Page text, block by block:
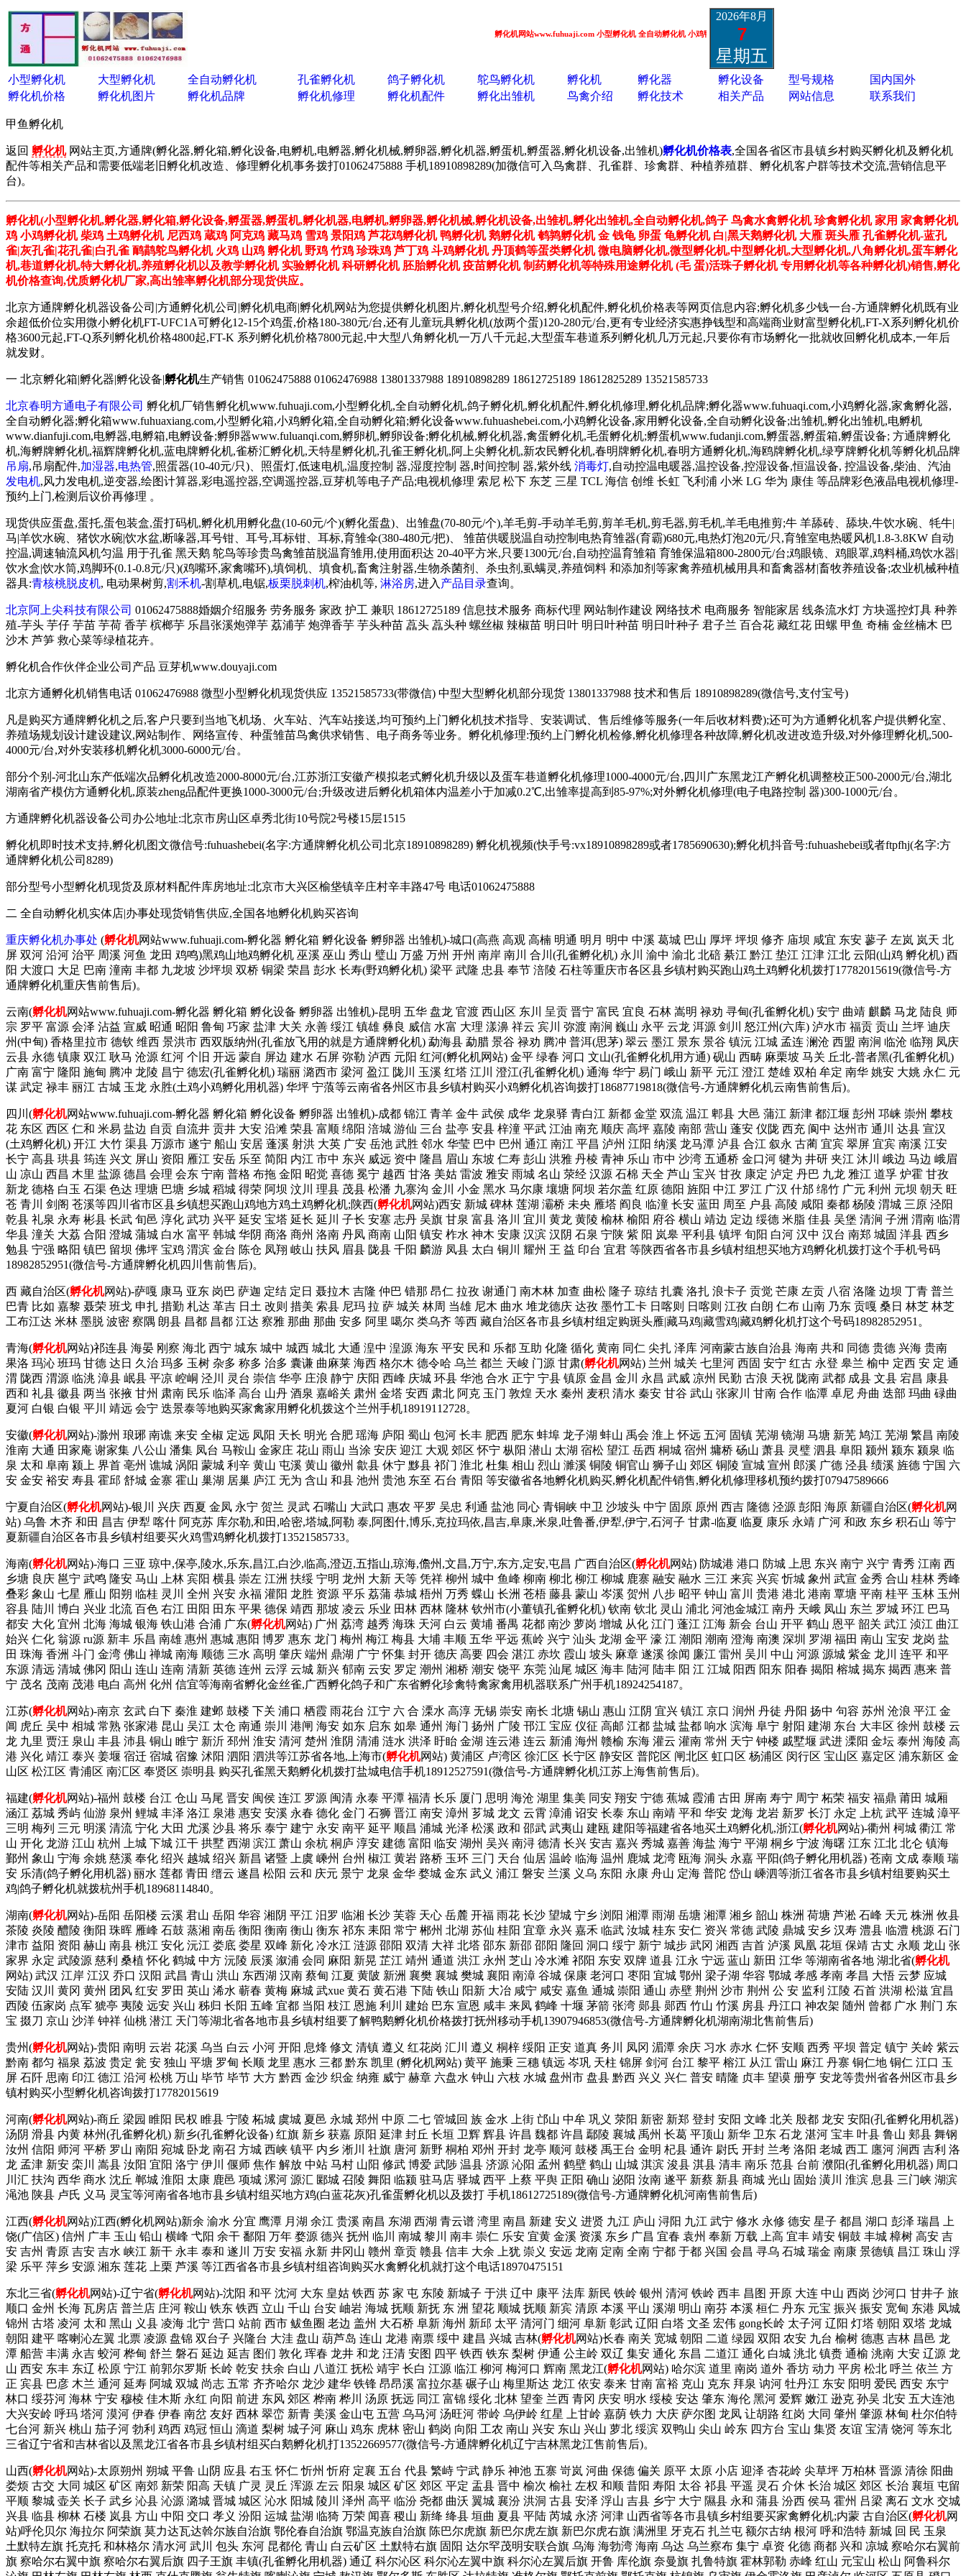
孵化机网站www.fuhuaji.com 小型孵化机 全自动孵化机 小鸡鸭鹅孔雀孵化机 鸵鸟黑天鹅孵化机 蛋类胚胎疫苗孵化机 13801337988
2026年8月
7
星期五
小型孵化机 大型孵化机 全自动孵化机 孔雀孵化机 鸽子孵化机 鸵鸟孵化机 孵化机 孵化器 孵化设备 型号规格
国内国外
孵化机价格
孵化机图片 孵化机品牌 孵化机修理 孵化机配件 孵化出雏机 鸟禽介绍 孵化技术 相关产品 网站信息 联系我们
甲鱼孵化机
返回 孵化机网站主页,方通牌(孵化器,孵化箱,孵化设备,电孵机,电孵器,孵化机械,孵卵器,孵化机器,孵蛋机,孵蛋器,孵化机设备,出雏机)孵化机价格表,全国各省区市县镇乡村购买孵化机及孵化机
配件等相关产品和需要低端老旧孵化机改造、修理孵化机事务拨打01062475888 手机18910898289(加微信可入鸟禽群、孔雀群、珍禽群、种植养殖群、孵化机客户群等技术交流,营销信息平
台)。
孵化机(小型孵化机,孵化器,孵化箱,孵化设备,孵蛋器,孵蛋机,孵化机器,电孵机,孵卵器,孵化机械,孵化机设备,出雏机,孵化出雏机,全自动孵化机,鸽子 鸟禽水禽孵化机 珍禽孵化机 家用 家禽孵化机
鸡 小鸡孵化机 柴鸡 土鸡孵化机 尼西鸡 蔵鸡 阿克鸡 藏马鸡 雪鸡 景阳鸡 芦花鸡孵化机 鸭孵化机 鹅孵化机 鹌鹑孵化机 金 钱龟 卵蛋 龟孵化机 白|黑天鹅孵化机 大雁 斑头雁 孔雀孵化机-蓝孔
雀|灰孔雀|花孔雀|白孔雀 鸸鹋鸵鸟孵化机 火鸡 山鸡 孵化机 野鸡 竹鸡 珍珠鸡 芦丁鸡 斗鸡孵化机 丹顶鹤等蛋类孵化机 微电脑孵化机,微型孵化机,中型孵化机,大型孵化机,八角孵化机,蛋车孵化
机,巷道孵化机,特大孵化机,养殖孵化机以及教学孵化机 实验孵化机 科研孵化机 胚胎孵化机 疫苗孵化机 制药孵化机等特殊用途孵化机 (毛 蛋)活珠子孵化机 专用孵化机等各种孵化机)销售,孵化
机价格查询,优质孵化机厂家,高出雏率孵化机部分现货供应。
北京方通牌孵化机器设备公司|方通孵化机公司|孵化机电商|孵化机网站为您提供孵化机图片,孵化机型号介绍,孵化机配件,孵化机价格表等网页信息内容;孵化机多少钱一台-方通牌孵化机既有业
余超低价位实用微小孵化机FT-UFC1A可孵化12-15个鸡蛋,价格180-380元/台,还有儿童玩具孵化机(放两个蛋)120-280元/台,更有专业经济实惠挣钱型和高端商业财富型孵化机,FT-X系列孵化机价
格3600元起,FT-Q系列孵化机价格4800起,FT-K 系列孵化机价格7800元起,中大型八角孵化机一万八千元起,大型蛋车巷道系列孵化机几万元起,只要你有市场孵化一批就收回孵化机成本,一年后
就发财。
一 北京孵化箱|孵化器|孵化设备|孵化机生产销售 01062475888 01062476988 13801337988 18910898289 18612725189 18612825289 13521585733
北京春明方通电子有限公司 孵化机厂销售孵化机www.fuhuaji.com,小型孵化机,全自动孵化机,鸽子孵化机,孵化机配件,孵化机修理,孵化机品牌;孵化器www.fuhuaqi.com,小鸡孵化器,家禽孵化器,
全自动孵化器;孵化箱www.fuhuaxiang.com,小型孵化箱,小鸡孵化箱,全自动孵化箱;孵化设备www.fuhuashebei.com,小鸡孵化设备,家用孵化设备,全自动孵化设备;出雏机,孵化出雏机,电孵机
www.dianfuji.com,电孵器,电孵箱,电孵设备;孵卵器www.fuluanqi.com,孵卵机,孵卵设备;孵化机械,孵化机器,禽蛋孵化机,毛蛋孵化机;孵蛋机www.fudanji.com,孵蛋器,孵蛋箱,孵蛋设备; 方通牌孵化
机,海孵牌孵化机,福辉牌孵化机,蓝电牌孵化机,雀桥汇孵化机,天特星孵化机,孔雀王孵化机,阿上尖孵化机,新农民孵化机,春明牌孵化机,春明方通孵化机,海鸥牌孵化机,绿亨牌孵化机等孵化机品牌
吊扇,吊扇配件,加湿器,电热管,照蛋器(10-40元/只)、照蛋灯,低速电机,温度控制 器,湿度控制 器,时间控制 器,紫外线 消毒灯,自动控温电暖器,温控设备,控湿设备,恒温设备, 控温设备,柴油、汽油
发电机,风力发电机,逆变器,绘图计算器,彩电遥控器,空调遥控器,豆芽机等电子产品;电视机修理 索尼 松下 东芝 三星 TCL 海信 创维 长虹 飞利浦 小米 LG 华为 康佳 等品牌彩色液晶电视机修理-
预约上门,检测后议价再修理 。
现货供应蛋盘,蛋托,蛋包装盒,蛋打码机,孵化机用孵化盘(10-60元/个)(孵化蛋盘)、出雏盘(70-80元/个),羊毛剪-手动羊毛剪,剪羊毛机,剪毛器,剪毛机,羊毛电推剪;牛 羊舔砖、舔块,牛饮水碗、牦牛|
马|羊饮水碗、猪饮水碗|饮水盆,断喙器,耳号钳、耳号,耳标钳、耳标,育雏伞(380-480元/把)、 雏苗供暖脱温自动控制电热育雏器(育霸)680元,电热灯泡20元/只,育雏室电热暖风机1.8-3.8KW 自动
控温,调速轴流风机匀温 用于孔雀 黑天鹅 鸵鸟等珍贵鸟禽雏苗脱温育雏用,使用面积达 20-40平方米,只要1300元/台,自动控温育雏箱 育雏保温箱800-2800元/台;鸡眼镜、鸡眼罩,鸡料桶,鸡饮水器|
饮水盒|饮水筒,鸡脚环(0.1-0.8元/只)(鸡嘴环,家禽嘴环),填饲机、填食机,畜禽注射器,生物杀菌剂、杀虫剂,虱螨灵,养殖饲料 和添加剂等家禽养殖机械用具和畜禽器材|畜牧养殖设备;农业机械种植
器具:青核桃脱皮机, 电动果树剪,割禾机-割草机,电锯,板栗脱刺机,榨油机等, 淋浴房,进入 产品目录查询。
北京阿上尖科技有限公司 01062475888婚姻介绍服务 劳务服务 家政 护工 兼职 18612725189 信息技术服务 商标代理 网站制作建设 网络技术 电商服务 智能家居 线条流水灯 方块遥控灯具 种养
殖-芋头 芋仔 芋苗 芋荷 香芋 槟榔芋 乐昌张溪炮弹芋 荔浦芋 炮弹香芋 芋头种苗 藠头 藠头种 螺丝椒 辣椒苗 明日叶 明日叶种苗 明日叶种子 君子兰 百合花 藏红花 田螺 甲鱼 奇楠 金丝楠木 巴
沙木 芦笋 救心菜等绿植花卉。
孵化机合作伙伴企业公司产品 豆芽机www.douyaji.com
北京方通孵化机销售电话 01062476988 微型小型孵化机现货供应 13521585733(带微信) 中型大型孵化机部分现货 13801337988 技术和售后 18910898289(微信号,支付宝号)
凡是购买方通牌孵化机之后,客户只要到当地飞机场、火车站、汽车站接送,均可预约上门孵化机技术指导、安装调试、售后维修等服务(一年后收材料费);还可为方通孵化机客户提供孵化室、
养殖场规划设计建设建议,网站制作、网络宣传、种蛋雏苗鸟禽供求销售、电子商务等业务。孵化机修理:预约上门孵化机检修,孵化机修理各种故障,孵化机改进改造升级,对外修理孵化机,500-
4000元/台,对外安装移机孵化机3000-6000元/台。
部分个别-河北山东产低端次品孵化机改造2000-8000元/台,江苏浙江安徽产模拟老式孵化机升级以及蛋车巷道孵化机修理1000-4000元/台,四川广东黑龙江产孵化机调整校正500-2000元/台,湖北
湖南省产模仿方通孵化机,原装zheng品配件更换1000-3000元/台;升级改进后孵化机箱体内温差小于加减0.2℃,出雏率提高到85-97%;对外孵化机修理(电子电路控制 器)300-1000元/台。
方通牌孵化机器设备公司办公地址:北京市房山区卓秀北街10号院2号楼15层1515
孵化机即时技术支持,孵化机图文微信号:fuhuashebei(名字:方通牌孵化机公司北京18910898289) 孵化机视频(快手号:vx18910898289或者1785690630);孵化机抖音号:fuhuashebei或者ftpfhj(名字:方
通牌孵化机公司8289)
部分型号小型孵化机现货及原材料配件库房地址:北京市大兴区榆垡镇辛庄村辛丰路47号 电话01062475888
二 全自动孵化机实体店|办事处现货销售供应,全国各地孵化机购买咨询
重庆孵化机办事处 (孵化机网站www.fuhuaji.com-孵化器 孵化箱 孵化设备 孵卵器 出雏机)-城口(高燕 高观 高楠 明通 明月 明中 中溪 葛城 巴山 厚坪 坪坝 修齐 庙坝 咸宜 东安 蓼子 左岚 岚天 北
屏 双河 沿河 治平 周溪 河鱼 龙田 鸡鸣)黑鸡山地鸡孵化机 巫溪 巫山 秀山 璧山 万盛 万州 开州 南岸 南川 合川(孔雀孵化机) 永川 渝中 渝北 北碚 綦江 黔江 垫江 江津 江北 云阳(山鸡 孵化机) 酉
阳 大渡口 大足 巴南 潼南 丰都 九龙坡 沙坪坝 双桥 铜梁 荣昌 彭水 长寿(野鸡孵化机) 梁平 武隆 忠县 奉节 涪陵 石柱等重庆市各区县乡镇村购买跑山鸡土鸡孵化机拨打17782015619(微信号-方
通牌孵化机重庆售前售后)。
云南(孵化机网站www.fuhuaji.com-孵化器 孵化箱 孵化设备 孵卵器 出雏机)-昆明 五华 盘龙 官渡 西山区 东川 呈贡 晋宁 富民 宜良 石林 嵩明 禄劝 寻甸(孔雀孵化机) 安宁 曲靖 麒麟 马龙 陆良 师
宗 罗平 富源 会泽 沾益 宣威 昭通 昭阳 鲁甸 巧家 盐津 大关 永善 绥江 镇雄 彝良 威信 水富 大理 漾濞 祥云 宾川 弥渡 南涧 巍山 永平 云龙 洱源 剑川 怒江州(六库) 泸水市 福贡 贡山 兰坪 迪庆
州(中甸) 香格里拉市 德钦 维西 景洪市 西双版纳州(孔雀放飞用的就是方通牌孵化机) 勐海县 勐腊 景谷 禄劝 腾冲 普洱(思茅) 翠云 墨江 景东 景谷 镇沅 江城 孟连 澜沧 西盟 南涧 临沧 临翔 凤庆
云县 永德 镇康 双江 耿马 沧源 红河 个旧 开远 蒙自 屏边 建水 石屏 弥勒 泸西 元阳 红河(孵化机网站) 金平 绿春 河口 文山(孔雀孵化机用方通) 砚山 西畴 麻栗坡 马关 丘北-普者黑(孔雀孵化机)
广南 富宁 隆阳 施甸 腾冲 龙陵 昌宁 德宏(孔雀孵化机) 瑞丽 潞西市 梁河 盈江 陇川 玉溪 红塔 江川 澄江(孔雀孵化机) 通海 华宁 易门 峨山 新平 元江 澄江 楚雄 双柏 牟定 南华 姚安 大姚 永仁 元
谋 武定 禄丰 丽江 古城 玉龙 永胜(土鸡小鸡孵化用机器) 华坪 宁蒗等云南省各州区市县乡镇村购买小鸡孵化机咨询拨打18687719818(微信号-方通牌孵化机云南售前售后)。
四川(孵化机网站www.fuhuaji.com-孵化器 孵化箱 孵化设备 孵卵器 出雏机)-成都 锦江 青羊 金牛 武侯 成华 龙泉驿 青白江 新都 金堂 双流 温江 郫县 大邑 蒲江 新津 都江堰 彭州 邛崃 崇州 攀枝
花 东区 西区 仁和 米易 盐边 自贡 自流井 贡井 大安 沿滩 荣县 富顺 绵阳 涪城 游仙 三台 盐亭 安县 梓潼 平武 江油 南充 顺庆 高坪 嘉陵 南部 营山 蓬安 仪陇 西充 阆中 达州市 通川 达县 宣汉
(土鸡孵化机) 开江 大竹 渠县 万源市 遂宁 船山 安居 蓬溪 射洪 大英 广安 岳池 武胜 邻水 华莹 巴中 巴州 通江 南江 平昌 泸州 江阳 纳溪 龙马潭 泸县 合江 叙永 古蔺 宜宾 翠屏 宜宾 南溪 江安
长宁 高县 珙县 筠连 兴文 屏山 资阳 雁江 安岳 乐至 简阳 内江 市中 东兴 威远 资中 隆昌 眉山 东坡 仁寿 彭山 洪雅 丹棱 青神 乐山 市中 沙湾 五通桥 金口河 犍为 井研 夹江 沐川 峨边 马边 峨眉
山 凉山 西昌 木里 盐源 德昌 会理 会东 宁南 普格 布拖 金阳 昭觉 喜德 冕宁 越西 甘洛 美姑 雷波 雅安 雨城 名山 荥经 汉源 石棉 天全 芦山 宝兴 甘孜 康定 泸定 丹巴 九龙 雅江 道孚 炉霍 甘孜
新龙 德格 白玉 石渠 色达 理塘 巴塘 乡城 稻城 得荣 阿坝 汶川 理县 茂县 松潘 九寨沟 金川 小金 黑水 马尔康 壤塘 阿坝 若尔盖 红原 德阳 旌阳 中江 罗江 广汉 什邡 绵竹 广元 利州 元坝 朝天 旺
苍 青川 剑阁 苍溪等四川省市区县乡镇想买跑山鸡地方鸡土鸡孵化机;陕西(孵化机网站)西安 新城 碑林 莲湖 灞桥 未央 雁塔 阎良 临潼 长安 蓝田 周至 户县 高陵 咸阳 秦都 杨陵 渭城 三原 泾阳
乾县 礼泉 永寿 彬县 长武 旬邑 淳化 武功 兴平 延安 宝塔 延长 延川 子长 安塞 志丹 吴旗 甘泉 富县 洛川 宜川 黄龙 黄陵 榆林 榆阳 府谷 横山 靖边 定边 绥德 米脂 佳县 吴堡 清涧 子洲 渭南 临渭
华县 潼关 大荔 合阳 澄城 蒲城 白水 富平 韩城 华阴 商洛 商州 洛南 丹凤 商南 山阳 镇安 柞水 神木 安康 汉滨 汉阴 石泉 宁陕 紫 阳 岚皋 平利县 镇坪 旬阳 白河 汉中 汉台 南郑 城固 洋县 西乡
勉县 宁强 略阳 镇巴 留坝 佛坪 宝鸡 渭滨 金台 陈仓 凤翔 岐山 扶风 眉县 陇县 千阳 麟游 凤县 太白 铜川 耀州 王 益 印台 宜君 等陕西省各市县乡镇村组想买地方鸡孵化机拨打这个手机号码
18982852951(微信号-方通牌孵化机四川售前售后)。
西 藏自治区(孵化机网站)-萨嘎 康马 亚东 岗巴 萨迦 定结 定日 聂拉木 吉隆 仲巴 错那 昂仁 拉孜 谢通门 南木林 加查 曲松 隆子 琼结 扎囊 洛扎 浪卡子 贡觉 芒康 左贡 八宿 洛隆 边坝 丁青 普兰
巴青 比如 嘉黎 聂荣 班戈 申扎 措勤 札达 革吉 日土 改则 措美 索县 尼玛 拉 萨 城关 林周 当雄 尼木 曲水 堆龙德庆 达孜 墨竹工卡 日喀则 日喀则 江孜 白朗 仁布 山南 乃东 贡嘎 桑日 林芝 林芝
工布江达 米林 墨脱 波密 察隅 朗县 昌都 昌都 江达 察雅 那曲 那曲 安多 阿里 噶尔 类乌齐 等西 藏自治区各市县乡镇村组定购斑头雁|藏马鸡|藏雪鸡|藏鸡孵化机打这个号码18982852951。
青海(孵化机网站)祁连县 海晏 刚察 海北 西宁 城东 城中 城西 城北 大通 湟中 湟源 海东 平安 民和 乐都 互助 化隆 循化 黄南 同仁 尖扎 泽库 河南蒙古族自治县 海南 共和 同德 贵德 兴海 贵南
果洛 玛沁 班玛 甘德 达日 久治 玛多 玉树 杂多 称多 治多 囊谦 曲麻莱 海西 格尔木 德令哈 乌兰 都兰 天峻 门源 甘肃(孵化机网站) 兰州 城关 七里河 西固 安宁 红古 永登 皋兰 榆中 定西 安 定 通
渭 陇西 渭源 临洮 漳县 岷县 平凉 崆峒 泾川 灵台 崇信 华亭 庄浪 静宁 庆阳 西峰 庆城 环县 华池 合水 正宁 宁县 镇原 金昌 金川 永昌 武威 凉州 民勤 古浪 天祝 陇南 武都 成县 文县 宕昌 康县
西和 礼县 徽县 两当 张掖 甘州 肃南 民乐 临泽 高台 山丹 酒泉 嘉峪关 肃州 金塔 安西 肃北 阿克 玉门 敦煌 天水 秦州 麦积 清水 秦安 甘谷 武山 张家川 甘南 合作 临潭 卓尼 舟曲 迭部 玛曲 碌曲
夏河 白银 白银 平川 靖远 会宁 迭景泰等地购买家禽家用孵化机拨这个兰州手机18919112728。
安徽(孵化机网站)-滁州 琅琊 南谯 来安 全椒 定远 凤阳 天长 明光 合肥 瑶海 庐阳 蜀山 包河 长丰 肥西 肥东 蚌埠 龙子湖 蚌山 禹会 淮上 怀远 五河 固镇 芜湖 镜湖 马塘 新芜 鸠江 芜湖 繁昌 南陵
淮南 大通 田家庵 谢家集 八公山 潘集 凤台 马鞍山 金家庄 花山 雨山 当涂 安庆 迎江 大观 郊区 怀宁 枞阳 潜山 太湖 宿松 望江 岳西 桐城 宿州 墉桥 砀山 萧县 灵璧 泗县 阜阳 颍州 颍东 颍泉 临
泉 太和 阜南 颍上 界首 亳州 谯城 涡阳 蒙城 利辛 黄山 屯溪 黄山 徽州 歙县 休宁 黟县 祁门 淮北 杜集 相山 烈山 濉溪 铜陵 铜官山 狮子山 郊区 铜陵 宣城 宣州 郎溪 广德 泾县 绩溪 旌德 宁国 六
安 金安 裕安 寿县 霍邱 舒城 金寨 霍山 巢湖 居巢 庐江 无为 含山 和县 池州 贵池 东至 石台 青阳 等安徽省各地孵化机购买,孵化机配件销售,孵化机修理移机预约拨打07947589666
宁夏自治区(孵化机网站)-银川 兴庆 西夏 金凤 永宁 贺兰 灵武 石嘴山 大武口 惠农 平罗 吴忠 利通 盐池 同心 青铜峡 中卫 沙坡头 中宁 固原 原州 西吉 隆德 泾源 彭阳 海原 新疆自治区(孵化机网
站) 乌鲁 木齐 和田 昌吉 伊犁 喀什 阿克苏 库尔勒,和田,哈密,塔城,阿勒 泰,阿图什,博乐,克拉玛依,昌吉,阜康,米泉,吐鲁番,伊犁,伊宁,石河子 甘肃-临夏 临夏 康乐 永靖 广河 和政 东乡 积石山 等宁
夏新疆自治区各市县乡镇村组要买火鸡雪鸡孵化机拨打13521585733。
海南(孵化机网站)-海口 三亚 琼中,保亭,陵水,乐东,昌江,白沙,临高,澄迈,五指山,琼海,儋州,文昌,万宁,东方,定安,屯昌 广西自治区(孵化机网站) 防城港 港口 防城 上思 东兴 南宁 兴宁 青秀 江南 西
乡塘 良庆 邕宁 武鸣 隆安 马山 上林 宾阳 横县 崇左 江洲 扶绥 宁明 龙州 大新 天等 凭祥 柳州 城中 鱼峰 柳南 柳北 柳江 柳城 鹿寨 融安 融水 三江 来宾 兴宾 忻城 象州 武宣 金秀 合山 桂林 秀峰
叠彩 象山 七星 雁山 阳朔 临桂 灵川 全州 兴安 永福 灌阳 龙胜 资源 平乐 荔蒲 恭城 梧州 万秀 蝶山 长洲 苍梧 藤县 蒙山 岑溪 贺州 八步 昭平 钟山 富川 贵港 港北 港南 覃塘 平南 桂平 玉林 玉州
容县 陆川 博白 兴业 北流 百色 右江 田阳 田东 平果 德保 靖西 那坡 凌云 乐业 田林 西林 隆林 钦州市(小董镇孔雀孵化机) 钦南 钦北 灵山 浦北 河池金城江 南丹 天峨 凤山 东兰 罗城 环江 巴马
都安 大化 宜州 北海 海城 银海 铁山港 合浦 广东(孵化机网站) 广州 荔湾 越秀 海珠 天河 白云 黄埔 番禺 花都 南沙 萝岗 增城 从化 江门 蓬江 江海 新会 台山 开平 鹤山 恩平 韶关 武江 浈江 曲江
始兴 仁化 翁源 ru源 新丰 乐昌 南雄 惠州 惠城 惠阳 博罗 惠东 龙门 梅州 梅江 梅县 大埔 丰顺 五华 平远 蕉岭 兴宁 汕头 龙湖 金平 濠 江 潮阳 潮南 澄海 南澳 深圳 罗湖 福田 南山 宝安 龙岗 盐
田 珠海 香洲 斗门 金湾 佛山 禅城 南海 顺德 三水 高明 肇庆 端州 鼎湖 广宁 怀集 封开 德庆 高要 四会 湛江 赤坎 霞山 坡头 麻章 遂溪 徐闻 廉江 雷州 吴川 中山 河源 源城 紫金 龙川 连平 和平
东源 清远 清城 佛冈 阳山 连山 连南 清新 英德 连州 云浮 云城 新兴 郁南 云安 罗定 潮州 湘桥 潮安 饶平 东莞 汕尾 城区 海丰 陆河 陆丰 阳 江 江城 阳西 阳东 阳春 揭阳 榕城 揭东 揭西 惠来 普
宁 茂名 茂南 茂港 电白 高州 化州 信宜等海南省孵化金丝雀,广西孵化鸽子和广东省孵化珍禽特禽家禽用机器联系广州手机18924254187。
江苏(孵化机网站)-南京 玄武 白下 秦淮 建邺 鼓楼 下关 浦口 栖霞 雨花台 江宁 六 合 溧水 高淳 无锡 崇安 南长 北塘 锡山 惠山 江阴 宜兴 镇江 京口 润州 丹徒 丹阳 扬中 句容 苏州 沧浪 平江 金
阊 虎丘 吴中 相城 常熟 张家港 昆山 吴江 太仓 南通 崇川 港闸 海安 如东 启东 如皋 通州 海门 扬州 广陵 邗江 宝应 仪征 高邮 江都 盐城 盐都 响水 滨海 阜宁 射阳 建湖 东台 大丰区 徐州 鼓楼 云
龙 九里 贾汪 泉山 丰县 沛县 铜山 睢宁 新沂 邳州 淮安 清河 楚州 淮阴 清浦 涟水 洪泽 盱眙 金湖 连云港 连云 新浦 海州 赣榆 东海 灌云 灌南 常州 天宁 钟楼 戚墅堰 武进 溧阳 金坛 泰州 海陵 高
港 兴化 靖江 泰兴 姜堰 宿迁 宿城 宿豫 沭阳 泗阳 泗洪等江苏省各地,上海市(孵化机网站) 黄浦区 卢湾区 徐汇区 长宁区 静安区 普陀区 闸北区 虹口区 杨浦区 闵行区 宝山区 嘉定区 浦东新区 金
山区 松江区 青浦区 南汇区 奉贤区 崇明县 购买孔雀黑天鹅孵化机拨打盐城电信手机18912527591(微信号-方通牌孵化机江苏上海售前售后)。
福建(孵化机网站)-福州 鼓楼 台江 仓山 马尾 晋安 闽侯 连江 罗源 闽清 永泰 平潭 福清 长乐 厦门 思明 海沧 湖里 集美 同安 翔安 宁德 蕉城 霞浦 古田 屏南 寿宁 周宁 柘荣 福安 福鼎 莆田 城厢
涵江 荔城 秀屿 仙游 泉州 鲤城 丰泽 洛江 泉港 惠安 安溪 永春 德化 金门 石狮 晋江 南安 漳州 芗城 龙文 云霄 漳浦 诏安 长泰 东山 南靖 平和 华安 龙海 龙岩 新罗 长汀 永定 上杭 武平 连城 漳平
三明 梅列 三元 明溪 清流 宁化 大田 尤溪 沙县 将乐 泰宁 建宁 永安 南平 延平 顺昌 浦城 光泽 松溪 政和 邵武 武夷山 建瓯 建阳等福建省各地买土鸡孵化机,浙江(孵化机网站)-衢州 柯城 衢江 常
山 开化 龙游 江山 杭州 上城 下城 江干 拱墅 西湖 滨江 萧山 余杭 桐庐 淳安 建德 富阳 临安 湖州 吴兴 南浔 德清 长兴 安吉 嘉兴 秀城 嘉善 海盐 海宁 平湖 桐乡 宁波 海曙 江东 江北 北仑 镇海
鄞州 象山 宁海 余姚 慈溪 奉化 绍兴 越城 绍兴 新昌 诸暨 上虞 嵊州 台州 椒江 黄岩 路桥 玉环 三门 天台 仙居 温岭 临海 温州 鹿城 龙湾 瓯海 洞头 永嘉 平阳(鸽子孵化用机器) 苍南 文成 泰顺 瑞
安 乐清(鸽子孵化用机器) 丽水 莲都 青田 缙云 遂昌 松阳 云和 庆元 景宁 龙泉 金华 婺城 金东 武义 浦江 磐安 兰溪 义乌 东阳 永康 舟山 定海 普陀 岱山 嵊泗等浙江省各市县乡镇村组要购买土
鸡|鸽子孵化机就拨杭州手机18968114840。
湖南(孵化机网站)-岳阳 岳阳楼 云溪 君山 岳阳 华容 湘阴 平江 汨罗 临湘 长沙 芙蓉 天心 岳麓 开福 雨花 长沙 望城 宁乡 浏阳 湘潭 雨湖 岳塘 湘潭 湘乡 韶山 株洲 荷塘 芦淞 石峰 天元 株洲 攸县
茶陵 炎陵 醴陵 衡阳 珠晖 雁峰 石鼓 蒸湘 南岳 衡阳 衡南 衡山 衡东 祁东 耒阳 常宁 郴州 北湖 苏仙 桂阳 宜章 永兴 嘉禾 临武 汝城 桂东 安仁 资兴 常德 武陵 鼎城 安乡 汉寿 澧县 临澧 桃源 石门
津市 益阳 资阳 赫山 南县 桃江 安化 沅江 娄底 娄星 双峰 新化 冷水江 涟源 邵阳 双清 大祥 北塔 邵东 新邵 邵阳 隆回 洞口 绥宁 新宁 城步 武冈 湘西 吉首 泸溪 凤凰 花垣 保靖 古丈 永顺 龙山 张
家界 永定 武陵源 慈利 桑植 怀化 鹤城 中方 沅陵 辰溪 溆浦 会同 麻阳 新晃 芷江 靖州 通道 洪江 永州 芝山 冷水滩 祁阳 东安 双牌 道县 江永 宁远 蓝山 新田 江华 等湖南省各地 湖北省(孵化机
网站) 武汉 江岸 江汉 乔口 汉阳 武昌 青山 洪山 东西湖 汉南 蔡甸 江夏 黄陂 新洲 襄樊 襄城 樊城 襄阳 南漳 谷城 保康 老河口 枣阳 宜城 鄂州 梁子湖 华容 鄂城 孝感 孝南 孝昌 大悟 云梦 应城
安陆 汉川 黄冈 黄州 团风 红安 罗田 英山 浠水 蕲春 黄梅 麻城 武xue 黄石 黄石港 下陆 铁山 阳新 大冶 咸宁 咸安 嘉鱼 通城 崇阳 通山 赤壁 荆州 沙市 荆州 公 安 监利 江陵 石首 洪湖 松滋 宜昌
西陵 伍家岗 点军 猇亭 夷陵 远安 兴山 秭归 长阳 五峰 宜都 当阳 枝江 恩施 利川 建始 巴东 宣恩 咸丰 来凤 鹤峰 十堰 茅箭 张湾 郧县 郧西 竹山 竹溪 房县 丹江口 神农架 随州 曾都 广水 荆门 东
宝 掇刀 京山 沙洋 钟祥 仙桃 潜江 天门等湖北省各地市县乡镇村组要了解鸭鹅孵化机价格拨打抚州移动手机13907946853(微信号-方通牌孵化机湖南湖北售前售后)
贵州(孵化机网站)-贵阳 南明 云岩 花溪 乌当 白云 小河 开阳 息烽 修文 清镇 遵义 红花岗 汇川 遵义 桐梓 绥阳 正安 道真 务川 凤冈 湄潭 余庆 习水 赤水 仁怀 安顺 西秀 平坝 普定 镇宁 关岭 紫云
黔南 都匀 福泉 荔波 贵定 瓮 安 独山 平塘 罗甸 长顺 龙里 惠水 三都 黔东 凯里 (孵化机网站) 黄平 施秉 三穗 镇远 岑巩 天柱 锦屏 剑河 台江 黎平 榕江 从江 雷山 麻江 丹寨 铜仁地 铜仁 江口 玉
屏 石阡 思南 印江 德江 沿河 松桃 万山 毕节 毕节 大方 黔西 金沙 织金 纳雍 威宁 赫章 六盘水 钟山 六枝 水城 盘州市 盘县 黔西 兴义 兴仁 普安 晴隆 贞丰 望谟 册亨 安龙等贵州省各州区市县乡
镇村购买小型孵化机咨询拨打17782015619
河南(孵化机网站)-商丘 梁园 睢阳 民权 睢县 宁陵 柘城 虞城 夏邑 永城 郑州 中原 二七 管城回 族 金水 上街 邙山 中牟 巩义 荥阳 新密 新郑 登封 安阳 文峰 北关 殷都 龙安 安阳(孔雀孵化用机器)
汤阴 滑县 内黄 林州(孔雀孵化机) 新乡(孔雀孵化设备) 红旗 新乡 获嘉 原阳 延津 封丘 长垣 卫辉 辉县 许昌 魏都 许昌 鄢陵 襄城 禹州 长葛 平顶山 新华 卫东 石龙 湛河 宝丰 叶县 鲁山 郏县 舞钢
汝州 信阳 师河 平桥 罗山 南阳 宛城 卧龙 南召 方城 西峡 镇平 内乡 淅川 社旗 唐河 新野 桐柏 邓州 开封 龙亭 顺河 鼓楼 禹王台 金明 杞县 通许 尉氏 开封 兰考 洛阳 老城 西工 廛河 涧西 吉利 洛
龙 孟津 新安 栾川 嵩县 汝阳 宜阳 洛宁 伊川 偃师 焦作 解放 中站 马村 山阳 修武 博爱 武陟 温县 济源 沁阳 孟州 鹤壁 鹤山 山城 淇滨 浚县 淇县 清丰 南乐 范县 台前 濮阳(孔雀孵化用机器) 周口
川汇 扶沟 西华 商水 沈丘 郸城 淮阳 太康 鹿邑 项城 漯河 源汇 郾城 召陵 舞阳 临颍 驻马店 驿城 西平 上蔡 平舆 正阳 确山 泌阳 汝南 遂平 新蔡 新县 商城 光山 固始 潢川 淮滨 息县 三门峡 湖滨
渑池 陕县 卢氏 义马 灵宝等河南省各地市县乡镇村组买地方鸡(白蓝花灰)孔雀蛋孵化机以及拨打 手机18612725189(微信号-方通牌孵化机河南售前售后)
江西(孵化机网站)江西(孵化机网站)新余 渝水 分宜 鹰潭 月湖 余江 贵溪 南昌 东湖 西湖 青云谱 湾里 南昌 新建 安义 进贤 九江 庐山 浔阳 九江 武宁 修水 永修 德安 星子 都昌 湖口 彭泽 瑞昌 上
饶(广信区) 信州 广丰 玉山 铅山 横峰 弋阳 余干 鄱阳 万年 婺源 德兴 抚州 临川 南城 黎川 南丰 崇仁 乐安 宜黄 金溪 资溪 东乡 广昌 宜春 袁州 奉新 万载 上高 宜丰 靖安 铜鼓 丰城 樟树 高安 吉
安 吉州 青原 吉安 吉水 峡江 新干 永丰 泰和 遂川 万安 安福 永新 井冈山 赣州 章贡 赣县 信丰 大余 上犹 崇义 安远 龙南 定南 全南 宁都 于都 兴国 会昌 寻乌 石城 瑞金 南康 景德镇 昌江 珠山 浮
梁 乐平 萍乡 安源 湘东 莲花 上栗 芦溪 等江西省各市县乡镇村组咨询购买水禽孵化机就打这个电话18970475151
东北三省(孵化机网站)-辽宁省(孵化机网站)-沈阳 和平 沈河 大东 皇姑 铁西 苏 家 屯 东陵 新城子 于洪 辽中 康平 法库 新民 铁岭 银州 清河 铁岭 西丰 昌图 开原 大连 中山 西岗 沙河口 甘井子 旅
顺口 金州 长海 瓦房店 普兰店 庄河 鞍山 铁东 铁西 立山 千山 台安 岫岩 海城 抚顺 新抚 东 洲 望花 顺城 抚顺 新宾 清原 本溪 平山 溪湖 明山 南芬 本溪 桓仁 丹东 元宝 振兴 振安 宽甸 东港 凤城
锦州 古塔 凌河 太和 黑山 义县 凌海 北宁 营口 站前 西市 鲅鱼圈 老边 盖州 大石桥 阜新 海州 新邱 太平 清河门 细河 阜新 彰武 辽阳 白塔 文圣 宏伟 gong长岭 太子河 辽阳 灯塔 朝阳 双塔 龙城
朝阳 建平 喀喇沁左翼 北票 凌源 盘锦 双台子 兴隆台 大洼 盘山 葫芦岛 连山 龙港 南票 绥中 建昌 兴城 吉林(孵化机网站)长春 南关 宽城 朝阳 二道 绿园 双阳 农安 九台 榆树 德惠 吉林 昌邑 龙
潭 船营 丰满 永吉 蛟河 桦甸 舒兰 磐石 延边 延吉 图们 敦化 珲春 龙井 和龙 汪清 安图 四平 铁西 铁东 梨树 伊通 公主岭 双辽 集安 通化 东昌 二道江 通化 白城 洮北 镇赉 通榆 洮南 大安 辽源 龙
山 西安 东丰 东辽 松原 宁江 前郭尔罗斯 长岭 乾安 扶余 白山 八道江 抚松 靖宇 长白 江源 临江 柳河 梅河口 辉南 黑龙江(孵化机网站) 哈尔滨 道里 南岗 道外 香坊 动力 平房 松北 呼兰 依兰 方
正 宾县 巴彦 木兰 通河 延寿 阿城 双城 尚志 五常 齐齐哈尔 龙沙 建华 铁锋 昂昂溪 富拉尔基 碾子山 梅里斯达 龙江 依安 泰来 甘南 富裕 克山 克东 拜泉 讷河 牡丹江 东安 阳明 爱民 西安 东宁
林口 绥芬河 海林 宁安 穆棱 佳木斯 永红 向阳 前进 东风 郊区 桦南 桦川 汤原 抚远 同江 富锦 绥化 北林 望奎 兰西 青冈 庆安 明水 绥棱 安达 肇东 海伦 黑河 爱辉 嫩江 逊克 孙吴 北安 五大连池
大兴安岭 呼玛 塔河 漠河 伊春 伊春 南岔 友好 西林 翠峦 新青 美溪 金山屯 五营 乌马河 汤旺河 带岭 乌伊岭 红星 上甘岭 嘉荫 铁力 大庆 萨尔图 龙凤 让胡路 红岗 大同 肇州 肇源 林甸 杜尔伯特
七台河 新兴 桃山 茄子河 勃利 鸡西 鸡冠 恒山 滴道 梨树 城子河 麻山 鸡东 虎林 密山 鹤岗 向阳 工农 南山 兴安 东山 兴山 萝北 绥滨 双鸭山 尖山 岭东 四方台 宝山 集贤 友谊 宝清 饶河 等东北
三省辽宁省和吉林省以及黑龙江省各市县乡镇村组买白鹅孵化机打13522669577(微信号-方通牌孵化机辽宁吉林黑龙江售前售后)。
山西(孵化机网站)-太原朔州 朔城 平鲁 山阴 应县 右玉 怀仁 忻州 忻府 定襄 五台 代县 繁峙 宁武 静乐 神池 五寨 岢岚 河曲 保德 偏关 原平 太原 小店 迎泽 杏花岭 尖草坪 万柏林 晋源 清徐 阳曲
娄烦 古交 大同 城区 矿区 南郊 新荣 阳高 天镇 广灵 灵丘 浑源 左云 阳泉 城区 矿区 郊区 平定 盂县 晋中 榆次 榆社 左权 和顺 昔阳 寿阳 太谷 祁县 平遥 灵石 介休 长治 城区 郊区 长治 襄垣 屯留
平顺 黎城 壶关 长子 武乡 沁县 沁源 潞城 晋城 城区 沁水 阳城 陵川 泽州 高平 临汾 尧都 曲沃 翼城 襄汾 洪洞 古县 安泽 浮山 吉县 乡宁 大宁 隰县 永和 蒲县 汾西 侯马 霍州 吕梁 离石 文水 交城
兴县 临县 柳林 石楼 岚县 方山 中阳 交口 孝义 汾阳 运城 盐湖 临猗 万荣 闻喜 稷山 新绛 绛县 垣曲 夏县 平陆 芮城 永济 河津 山西省等各市县镇乡村组要买家禽孵化机;内蒙 古自治区(孵化机网
站)呼伦贝尔 海拉尔 阿荣旗 莫力达瓦达斡尔族自治旗 鄂伦春自治旗 鄂温克族自治旗 陈巴尔虎旗 新巴尔虎左旗 新巴尔虎右旗 满洲里 牙克石 扎兰屯 额尔古纳 根河 呼和浩特 新城 回 民 玉泉
土默特左旗 托克托 和林格尔 清水河 武川 包头 东河 昆都伦 青山 白云矿区 土默特右旗 固阳 达尔罕茂明安联合旗 乌海 海勃湾 海南 乌达 乌兰察布 集宁 卓资 化德 商都 兴和 凉城 察哈尔右翼前
旗 察哈尔右翼中旗 察哈尔右翼后旗 四子王旗 丰镇(孔雀孵化用机器) 通辽 科尔沁区 科尔沁左翼中旗 科尔沁左翼后旗 开鲁 库伦旗 奈曼旗 扎鲁特旗 霍林郭勒 赤峰 红山 元宝山 松山 阿鲁科尔